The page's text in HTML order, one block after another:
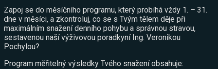
Zapoj se do měsíčního programu, který probíhá vždy 1. – 31.
dne v měsíci, a zkontroluj, co se s Tvým tělem děje při
maximálním snažení denního pohybu a správnou stravou,
sestavenou naší výživovou poradkyní Ing. Veronikou
Pochylou?
Program měřitelný výsledky Tvého snažení obsahuje: